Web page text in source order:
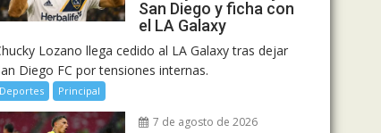
San Diego y ficha con
el LA Galaxy
Lozano llega cedido al LA Galaxy tras dejar
Diego FC por tensiones internas.
Deportes Principal
7 de agosto de 2026